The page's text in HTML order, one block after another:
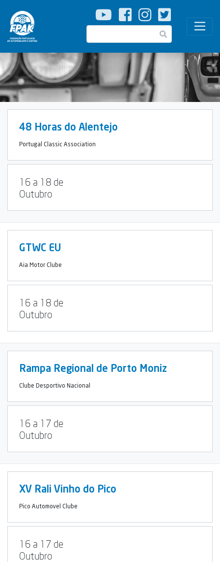
Passar
para
o
Pesquisar
48 Horas do Alentejo
Portugal Classic Association
16 a 18 de
Outubro
GTWC EU
Aia Motor Clube
16 a 18 de
Outubro
Rampa Regional de Porto Moniz
Clube Desportivo Nacional
16 a 17 de
Outubro
XV Rali Vinho do Pico
Pico Automovel Clube
16 a 17 de
Outubro